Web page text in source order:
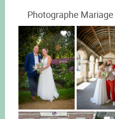
Photographe
0